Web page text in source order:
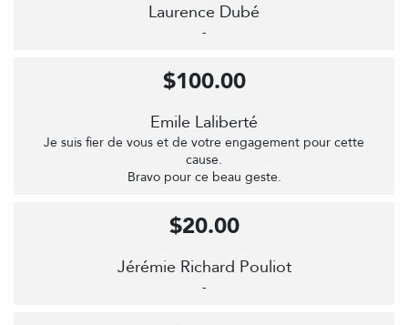
Laurence Dubé
-
Emile Laliberté
Je suis fier de vous et de votre engagement pour cette
cause.
Bravo pour ce beau geste.
$100.00
Jérémie Richard Pouliot
-
$20.00